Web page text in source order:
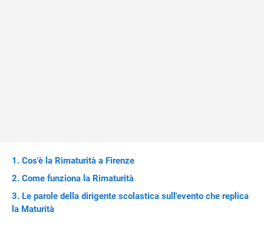
Cos'è la Rimaturità a Firenze
Come funziona la Rimaturità
Le parole della dirigente scolastica sull'evento che replica
la Maturità